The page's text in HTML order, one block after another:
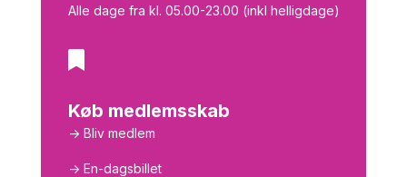
Alle dage fra kl. 05.00-23.00 (inkl helligdage)
Køb medlemsskab
-> Bliv medlem
-> En-dagsbillet